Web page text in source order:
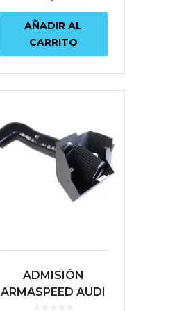
VOLKSWAGEN
GOLF/GTI/ R (MK7
&...
AÑADIR AL
CARRITO
ADMISIÓN
ARMASPEED AUDI